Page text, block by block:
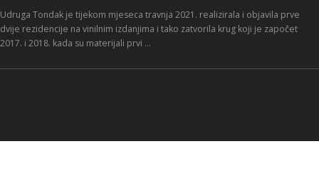
Udruga Tondak je tijekom mjeseca travnja 2021. realizirala i objavila prve
dvije rezidencije na vinilnim izdanjima i tako zatvorila krug koji je započet
2017. i 2018. kada su materijali prvi …